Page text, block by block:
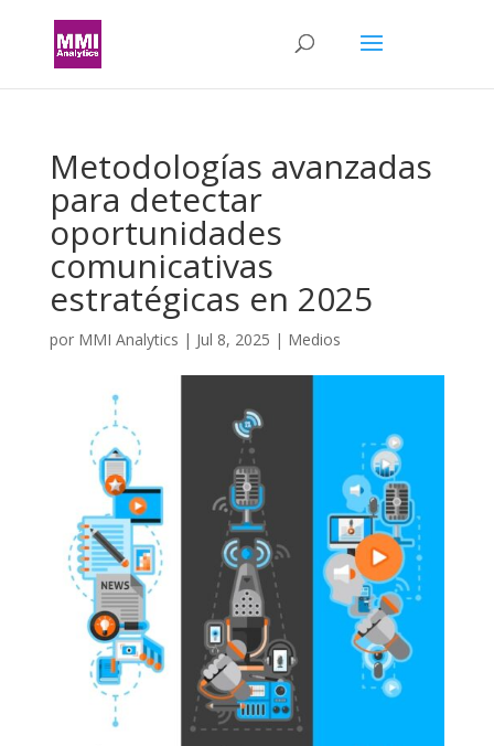
Metodologías avanzadas
para detectar
oportunidades
comunicativas
estratégicas en 2025
por MMI Analytics | Jul 8, 2025 | Medios